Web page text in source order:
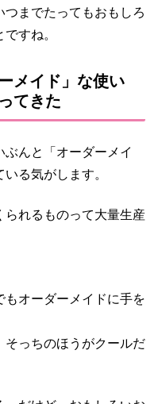
までたってもおもしろ
すね。
メイド」な使い
てきた
んと「オーダーメイ
る気がします。
られるものって大量生産
もオーダーメイドに手を
そっちのほうがクールだ